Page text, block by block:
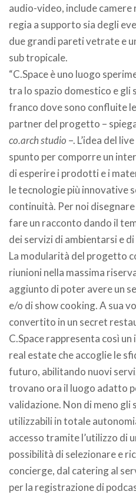
audio-video, include camere
regia a supporto sia degli
due grandi pareti vetrate e
sub tropicale.
“C.Space è uno luogo
tra lo spazio domestico e gli
franco dove sono confluite
partner del progetto –
co.arch studio –. L’idea del
spunto per comporre un
di esperire i prodotti e i
le tecnologie più innovative
continuità. Per noi
fare un racconto dando il
dei servizi di ambientarsi e
La modularità del progetto
riunioni nella massima
aggiunto di poter avere un
e/o di show cooking. A sua
convertito in un secret
C.Space rappresenta così
real estate che accoglie le
futuro, abilitando nuovi
trovano ora il luogo adatto
validazione. Non di meno gli
utilizzabili in totale
accesso tramite l’utilizzo di
possibilità di selezionare e
concierge, dal catering al
per la registrazione di